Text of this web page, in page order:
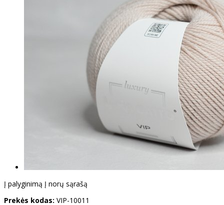
Į palyginimą Į norų sąrašą
Prekės kodas: VIP-10011